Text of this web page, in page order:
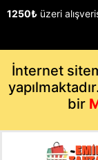
1250₺ üzeri
İnternet
bir